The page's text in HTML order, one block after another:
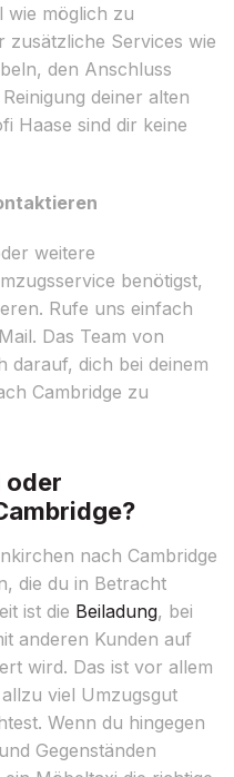
wie möglich zu
zusätzliche Services wie
den Anschluss
deiner alten
Haase sind dir keine
weitere
benötigst,
Rufe uns einfach
Das Team von
darauf, dich bei deinem
Cambridge zu
oder
nach Cambridge
die du in Betracht
ist die Beiladung, bei
anderen Kunden auf
wird. Das ist vor allem
viel Umzugsgut
Wenn du hingegen
Gegenständen